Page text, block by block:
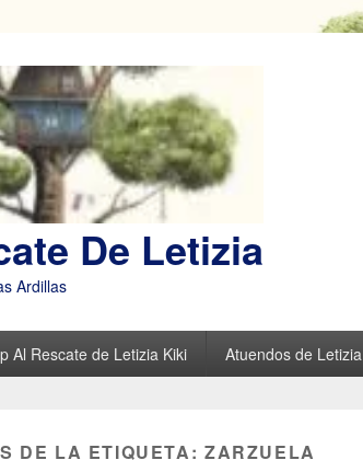
De Letizia
Ardillas
Al Rescate de Letizia Kiki Atuendos de Letizia
DE LA ETIQUETA: ZARZUELA